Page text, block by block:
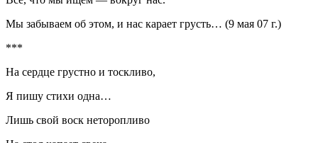
Мы забываем об этом, и нас карает грусть… (9 мая 07 г.)
***
На сердце грустно и тоскливо,
Я пишу стихи одна…
Лишь свой воск неторопливо